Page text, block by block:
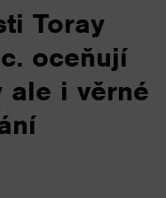
Toray
oceňují
ale i věrné